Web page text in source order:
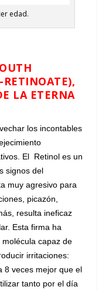
edad.
RETINOATE),
LA ETERNA
los incontables
El Retinol es un
signos del
muy agresivo para
picazón,
resulta ineficaz
Esta firma ha
capaz de
irritaciones:
8 veces mejor que el
tanto por el día